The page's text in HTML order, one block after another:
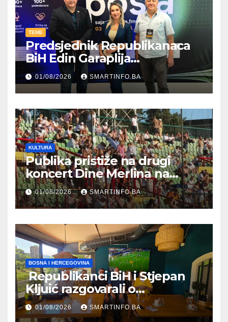
TEME
Predsjednik Republikanaca
BiH Edin Garaplija
prisustvovao prezentaciji
Federalnog sajma
zapošljavanja
01/08/2026 SMARTINFO.BA
KULTURA
Publika pristiže na drugi
koncert Dine Merlina na
Koševu
01/08/2026 SMARTINFO.BA
BOSNA I HERCEGOVINA
Republikanci BiH i Stjepan
Kljuić razgovarali o
evropskom putu Bosne i
Hercegovine
01/08/2026 SMARTINFO.BA